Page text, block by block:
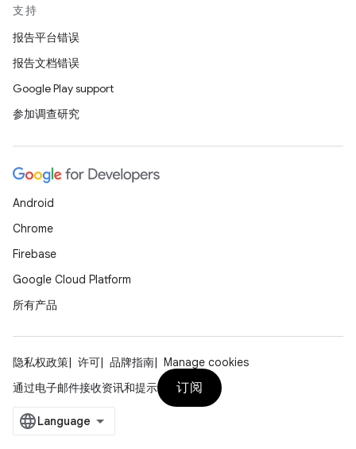
支持
报告平台错误
报告文档错误
Google Play support
参加调查研究
Android
Chrome
Firebase
Google Cloud Platform
所有产品
隐私权政策 许可 品牌指南
Manage cookies
通过电子邮件接收资讯和提示
订阅